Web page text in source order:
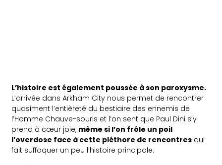
L’histoire est également poussée à son paroxysme.
L’arrivée dans Arkham City nous permet de rencontrer
quasiment l’entièreté du bestiaire des ennemis de
l’Homme Chauve-souris et l’on sent que Paul Dini s’y
prend à cœur joie, même si l’on frôle un poil
l’overdose face à cette pléthore de rencontres qui
fait suffoquer un peu l’histoire principale.